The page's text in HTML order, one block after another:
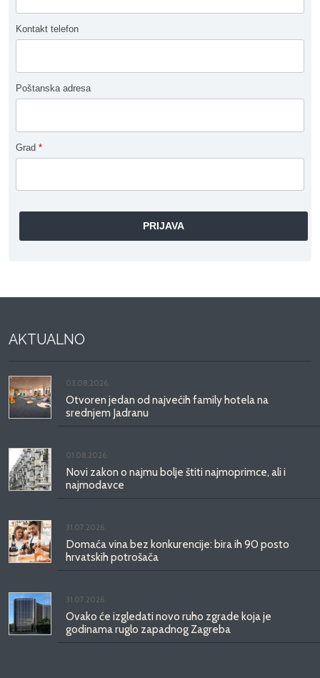
Kontakt telefon
Poštanska adresa
Grad *
AKTUALNO
03.08.2026.
Otvoren jedan od najvećih family hotela na
srednjem Jadranu
01.08.2026.
Novi zakon o najmu bolje štiti najmoprimce, ali i
najmodavce
31.07.2026.
Domaća vina bez konkurencije: bira ih 90 posto
hrvatskih potrošača
31.07.2026.
Ovako će izgledati novo ruho zgrade koja je
godinama ruglo zapadnog Zagreba